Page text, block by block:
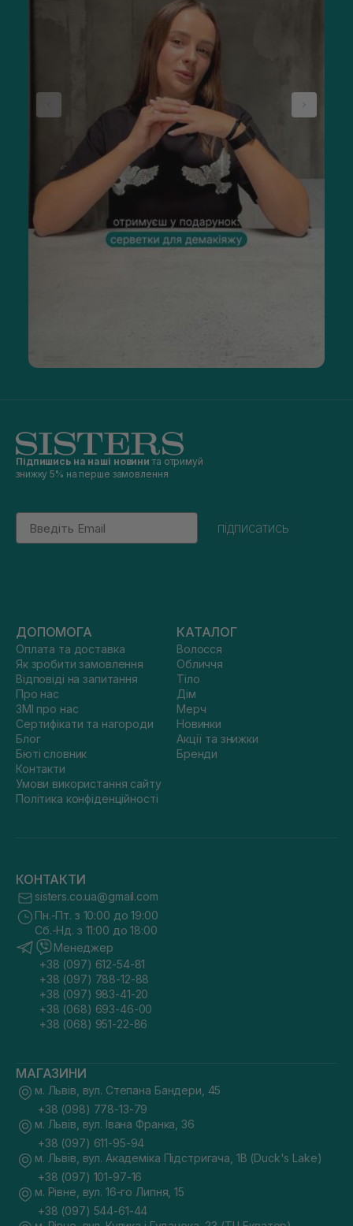
Підпишись на наші новини та отримуй
знижку 5% на перше замовлення
Email
підписатись
ДОПОМОГА
Оплата та доставка
Як зробити замовлення
Відповіді на запитання
Про нас
ЗМІ про нас
Сертифікати та нагороди
Блог
Бюті словник
Контакти
Умови використання сайту
Політика конфіденційності
КАТАЛОГ
Волосся
Обличчя
Тіло
Дім
Мерч
Новинки
Акції та знижки
Бренди
КОНТАКТИ
sisters.co.ua@gmail.com
Пн.-Пт. з 10:00 до 19:00
Сб.-Нд. з 11:00 до 18:00
Менеджер
+38 (097) 612-54-81
+38 (097) 788-12-88
+38 (097) 983-41-20
+38 (068) 693-46-00
+38 (068) 951-22-86
МАГАЗИНИ
м. Львів, вул. Степана Бандери, 45
+38 (098) 778-13-79
м. Львів, вул. Івана Франка, 36
+38 (097) 611-95-94
м. Львів, вул. Академіка Підстригача, 1В (Duck's Lake)
+38 (097) 101-97-16
м. Рівне, вул. 16-го Липня, 15
+38 (097) 544-61-44